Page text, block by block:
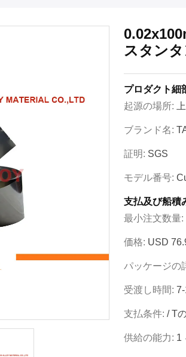
スタン
プロダクト細
起源の場所:
ブランド名:
証明: SGS
モデル番号:
支払及び船積
最小注文数量:
価格: USD
パッケージの
受渡し時間: 7-
支払条件: / T
供給の能力: 1